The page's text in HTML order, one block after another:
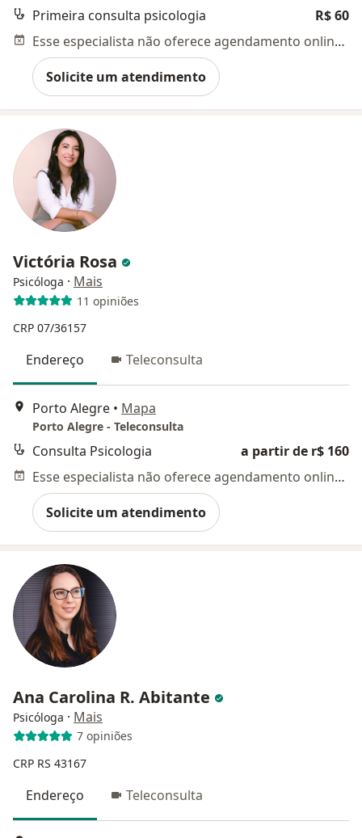
Primeira consulta psicologia
R$ 60
Esse especialista não oferece agendamento online para esse endereço.
Solicite um atendimento
Victória Rosa
Psicóloga · Mais
11 opiniões
CRP 07/36157
Endereço Teleconsulta
Porto Alegre • Mapa
Porto Alegre - Teleconsulta
Consulta Psicologia
a partir de r$ 160
Esse especialista não oferece agendamento online para esse endereço.
Solicite um atendimento
Ana Carolina R. Abitante
Psicóloga · Mais
7 opiniões
CRP RS 43167
Endereço Teleconsulta